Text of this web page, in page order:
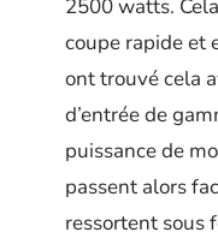
2500 watts.
coupe rapide et
ont trouvé cela
d’entrée de
puissance de
passent alors
ressortent sous